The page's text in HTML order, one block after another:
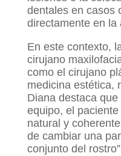
dentales en casos
directamente en la
En este contexto,
cirujano
como el cirujano
medicina estética,
Diana destaca que
equipo, el
natural y
de cambiar una
conjunto del